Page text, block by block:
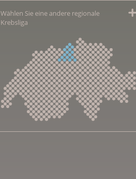
Wählen Sie eine andere regionale
Krebsliga